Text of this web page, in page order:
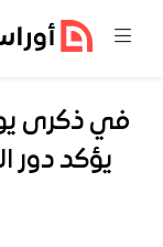
في ذكرى
يؤكد دور